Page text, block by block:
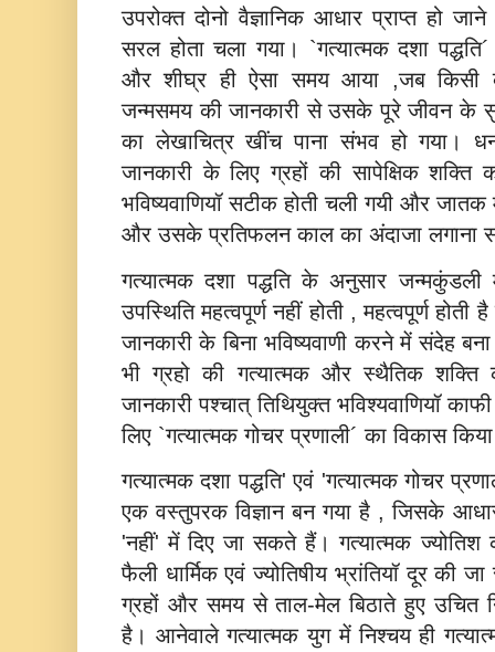
उपरोक्त दोनो वैज्ञानिक आधार प्राप्त हो
सरल होता चला गया। `गत्यात्मक दशा
और शीघ्र ही ऐसा समय आया ,जब किसी
जन्मसमय की जानकारी से उसके पूरे जीवन के
का लेखाचित्र खींच पाना संभव हो गया।
जानकारी के लिए ग्रहों की सापेक्षिक
भविष्‍यवाणियॉ सटीक होती चली गयी और जातक
और उसके प्रतिफलन काल का अंदाजा लगाना
गत्यात्मक दशा पद्धति के अनुसार
उपस्थिति महत्वपूर्ण नहीं होती , महत्वपूर्ण
जानकारी के बिना भविष्‍यवाणी करने में संदेह
भी ग्रहो की गत्यात्मक और स्थैतिक
जानकारी पश्चात् तिथियुक्त भविश्यवाणियॉ
लिए `गत्यात्मक गोचर प्रणाली´ का विकास
गत्यात्मक दशा पद्धति' एवं 'गत्यात्मक गोचर
एक वस्तुपरक विज्ञान बन गया है , जिसके
'नहीं' में दिए जा सकते हैं। गत्यात्मक ज्योतिश
फैली धार्मिक एवं ज्योतिषीय भ्रांतियॉ दूर की
ग्रहों और समय से ताल-मेल बिठाते हुए उचित
है। आनेवाले गत्यात्मक युग में निश्चय ही